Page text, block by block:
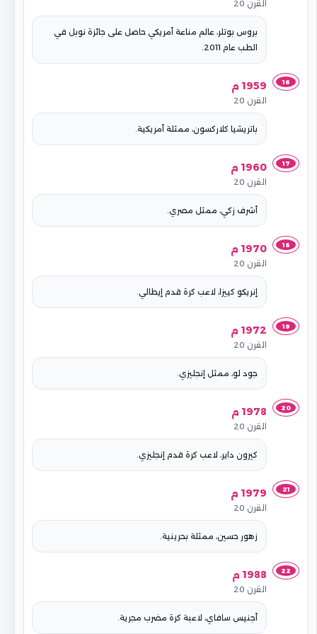
القرن 20
بروس بوتلر، عالم مناعة أمريكي حاصل على جائزة نوبل في
الطب عام 2011.
16 1959 م
القرن 20
باتريشيا كلاركسون، ممثلة أمريكية.
17 1960 م
القرن 20
أشرف زكي، ممثل مصري.
18 1970 م
القرن 20
إنريكو كييزا، لاعب كرة قدم إيطالي.
19 1972 م
القرن 20
جود لو، ممثل إنجليزي.
20 1978 م
القرن 20
كيرون داير، لاعب كرة قدم إنجليزي.
21 1979 م
القرن 20
زهور حسين، ممثلة بحرينية.
22 1988 م
القرن 20
أجنيس سافاي، لاعبة كرة مضرب مجرية.